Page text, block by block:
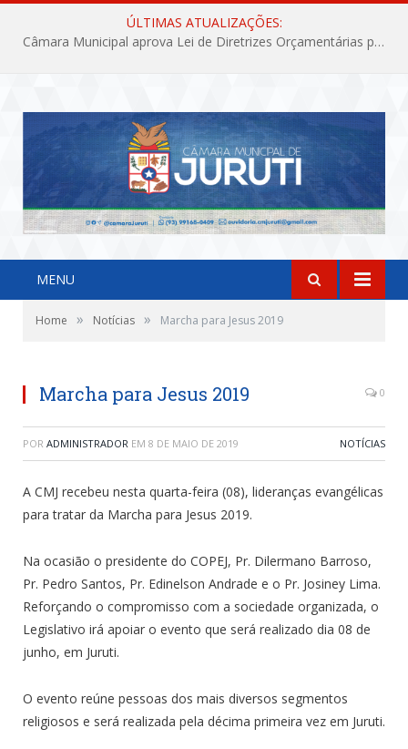
ÚLTIMAS ATUALIZAÇÕES:
Câmara Municipal aprova Lei de Diretrizes Orçamentárias para o exercício financeiro de 2027
MENU
Home » Notícias » Marcha para Jesus 2019
Marcha para Jesus 2019 0
POR ADMINISTRADOR EM 8 DE MAIO DE 2019 NOTÍCIAS
A CMJ recebeu nesta quarta-feira (08), lideranças evangélicas
para tratar da Marcha para Jesus 2019.
Na ocasião o presidente do COPEJ, Pr. Dilermano Barroso,
Pr. Pedro Santos, Pr. Edinelson Andrade e o Pr. Josiney Lima.
Reforçando o compromisso com a sociedade organizada, o
Legislativo irá apoiar o evento que será realizado dia 08 de
junho, em Juruti.
O evento reúne pessoas dos mais diversos segmentos
religiosos e será realizada pela décima primeira vez em Juruti.